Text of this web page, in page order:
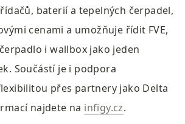
baterií a tepelných čerpadel,
cenami a umožňuje řídit FVE,
i wallbox jako jeden
Součástí je i podpora
přes partnery jako Delta
najdete na infigy.cz.